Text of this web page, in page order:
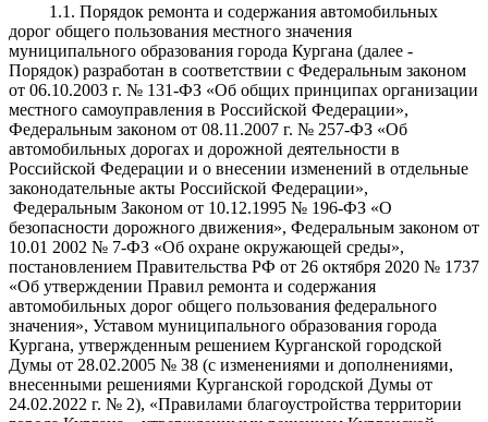
1.1. Порядок ремонта и содержания автомобильных
дорог общего пользования местного значения
муниципального образования города Кургана (далее -
Порядок) разработан в соответствии с Федеральным законом
от 06.10.2003 г. № 131-ФЗ «Об общих принципах организации
местного самоуправления в Российской Федерации»,
Федеральным законом от 08.11.2007 г. № 257-ФЗ «Об
автомобильных дорогах и дорожной деятельности в
Российской Федерации и о внесении изменений в отдельные
законодательные акты Российской Федерации»,
Федеральным Законом от 10.12.1995 № 196-ФЗ «О
безопасности дорожного движения», Федеральным законом от
10.01 2002 № 7-ФЗ «Об охране окружающей среды»,
постановлением Правительства РФ от 26 октября 2020 № 1737
«Об утверждении Правил ремонта и содержания
автомобильных дорог общего пользования федерального
значения», Уставом муниципального образования города
Кургана, утвержденным решением Курганской городской
Думы от 28.02.2005 № 38 (с изменениями и дополнениями,
внесенными решениями Курганской городской Думы от
24.02.2022 г. № 2), «Правилами благоустройства территории